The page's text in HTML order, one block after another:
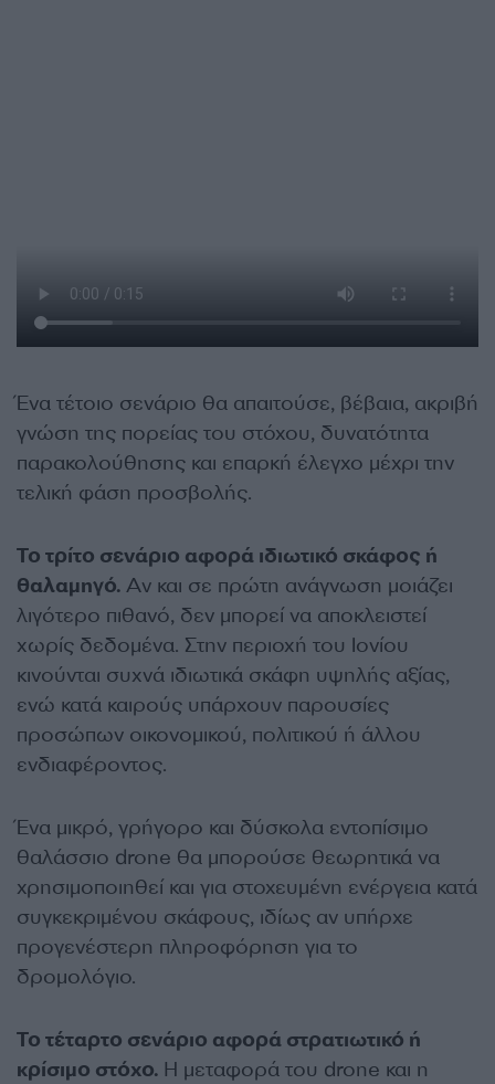
Ένα τέτοιο σενάριο θα απαιτούσε, βέβαια, ακριβή
γνώση της πορείας του στόχου, δυνατότητα
παρακολούθησης και επαρκή έλεγχο μέχρι την
τελική φάση προσβολής.
Το τρίτο σενάριο αφορά ιδιωτικό σκάφος ή
θαλαμηγό. Αν και σε πρώτη ανάγνωση μοιάζει
λιγότερο πιθανό, δεν μπορεί να αποκλειστεί
χωρίς δεδομένα. Στην περιοχή του Ιονίου
κινούνται συχνά ιδιωτικά σκάφη υψηλής αξίας,
ενώ κατά καιρούς υπάρχουν παρουσίες
προσώπων οικονομικού, πολιτικού ή άλλου
ενδιαφέροντος.
Ένα μικρό, γρήγορο και δύσκολα εντοπίσιμο
θαλάσσιο drone θα μπορούσε θεωρητικά να
χρησιμοποιηθεί και για στοχευμένη ενέργεια κατά
συγκεκριμένου σκάφους, ιδίως αν υπήρχε
προγενέστερη πληροφόρηση για το
δρομολόγιο.
Το τέταρτο σενάριο αφορά στρατιωτικό ή
κρίσιμο στόχο. Η μεταφορά του drone και η